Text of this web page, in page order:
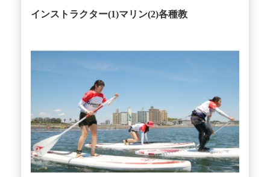
インストラクター(1)マリン(2)各種教